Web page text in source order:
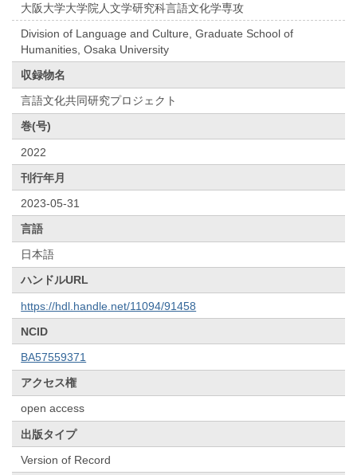
大阪大学大学院人文学研究科言語文化学専攻
Division of Language and Culture, Graduate School of
Humanities, Osaka University
収録物名
言語文化共同研究プロジェクト
巻(号)
2022
刊行年月
2023-05-31
言語
日本語
ハンドルURL
https://hdl.handle.net/11094/91458
NCID
BA57559371
アクセス権
open access
出版タイプ
Version of Record